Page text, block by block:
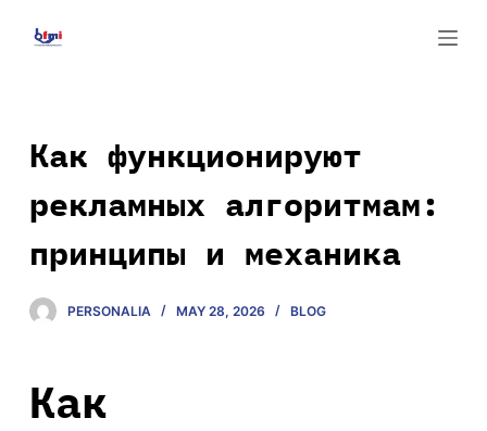
o
c
o
e
Как функционируют
рекламных алгоритмам:
принципы и механика
PERSONALIA MAY 28, 2026 BLOG
Как